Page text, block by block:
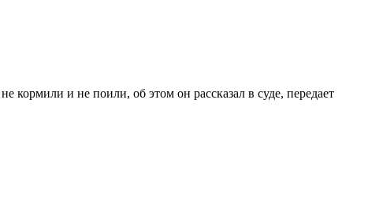
и не поили, об этом он рассказал в суде, передает